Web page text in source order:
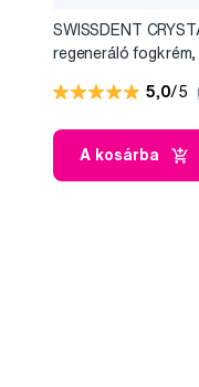
SWISSDENT
regeneráló fogkrém,
5,0/5
A kosárba